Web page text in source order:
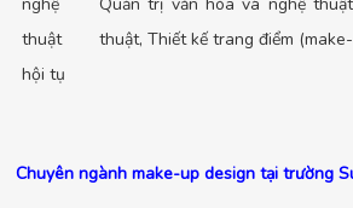
thuật
hội tụ
thuật, Thiết kế trang điểm
Chuyên ngành make-up design tại trường